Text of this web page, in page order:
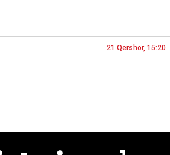
21 Qershor, 15:20